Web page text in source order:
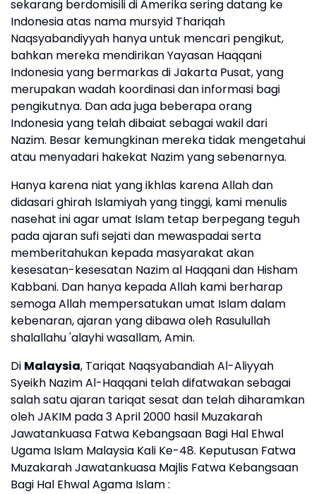
sekarang berdomisili di Amerika sering datang ke
Indonesia atas nama mursyid Thariqah
Naqsyabandiyyah hanya untuk mencari pengikut,
bahkan mereka mendirikan Yayasan Haqqani
Indonesia yang bermarkas di Jakarta Pusat, yang
merupakan wadah koordinasi dan informasi bagi
pengikutnya. Dan ada juga beberapa orang
Indonesia yang telah dibaiat sebagai wakil dari
Nazim. Besar kemungkinan mereka tidak mengetahui
atau menyadari hakekat Nazim yang sebenarnya.
Hanya karena niat yang ikhlas karena Allah dan
didasari ghirah Islamiyah yang tinggi, kami menulis
nasehat ini agar umat Islam tetap berpegang teguh
pada ajaran sufi sejati dan mewaspadai serta
memberitahukan kepada masyarakat akan
kesesatan-kesesatan Nazim al Haqqani dan Hisham
Kabbani. Dan hanya kepada Allah kami berharap
semoga Allah mempersatukan umat Islam dalam
kebenaran, ajaran yang dibawa oleh Rasulullah
shalallahu 'alayhi wasallam, Amin.
Di Malaysia, Tariqat Naqsyabandiah Al-Aliyyah
Syeikh Nazim Al-Haqqani telah difatwakan sebagai
salah satu ajaran tariqat sesat dan telah diharamkan
oleh JAKIM pada 3 April 2000 hasil Muzakarah
Jawatankuasa Fatwa Kebangsaan Bagi Hal Ehwal
Ugama Islam Malaysia Kali Ke-48. Keputusan Fatwa
Muzakarah Jawatankuasa Majlis Fatwa Kebangsaan
Bagi Hal Ehwal Agama Islam :